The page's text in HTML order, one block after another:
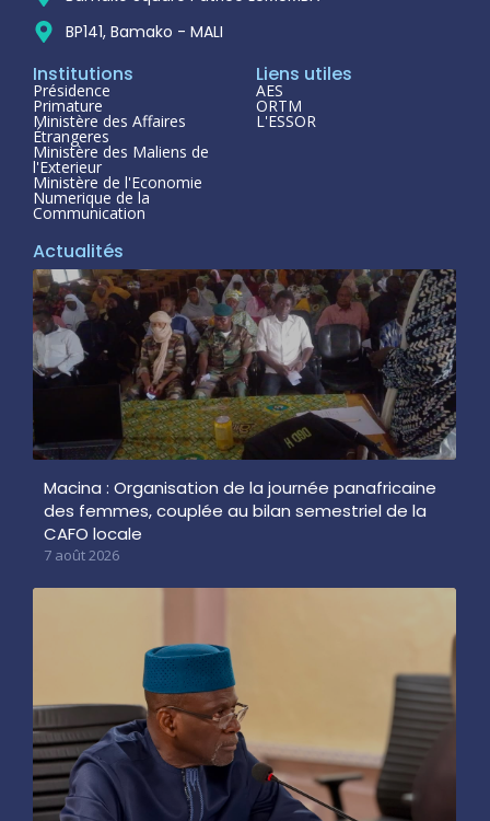
BP141, Bamako - MALI
Institutions
Présidence
Primature
Ministère des Affaires
Étrangeres
Ministère des Maliens de
l'Exterieur
Ministère de l'Economie
Numerique de la
Communication
Liens utiles
AES
ORTM
L'ESSOR
Actualités
Macina : Organisation de la journée panafricaine
des femmes, couplée au bilan semestriel de la
CAFO locale
7 août 2026